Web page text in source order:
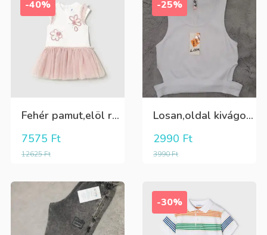
-40%
Fehér pamut,elöl rátűzött virággal,vállon és a szoknya része pöttyös tüll,egybe ruha
12625Ft
7575 Ft
-25%
Losan,oldal kivágott,alul passzés rövid lány trikó,póló
3990Ft
2990 Ft
-30%